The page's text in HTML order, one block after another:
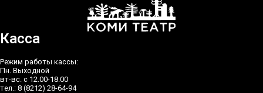
Касса
Режим работы кассы:
Пн. Выходной
вт-вс. с 12.00-18.00
тел.: 8 (8212) 28-64-94